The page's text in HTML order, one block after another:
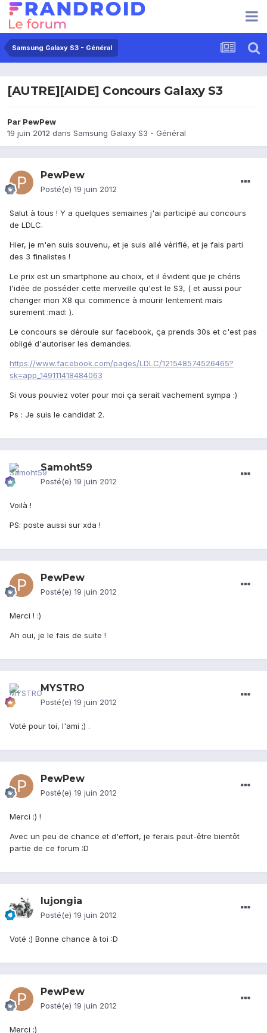
Samsung Galaxy S3 - Général
[AUTRE][AIDE] Concours Galaxy S3
Par PewPew
19 juin 2012 dans Samsung Galaxy S3 - Général
PewPew
Posté(e) 19 juin 2012
Salut à tous ! Y a quelques semaines j'ai participé au concours
de LDLC.
Hier, je m'en suis souvenu, et je suis allé vérifié, et je fais parti
des 3 finalistes !
Le prix est un smartphone au choix, et il évident que je chéris
l'idée de posséder cette merveille qu'est le S3, ( et aussi pour
changer mon X8 qui commence à mourir lentement mais
surement :mad: ).
Le concours se déroule sur facebook, ça prends 30s et c'est pas
obligé d'autoriser les demandes.
https://www.facebook.com/pages/LDLC/121548574526465?
sk=app_149111418484063
Si vous pouviez voter pour moi ça serait vachement sympa :)
Ps : Je suis le candidat 2.
Samoht59
Posté(e) 19 juin 2012
Voilà !
PS: poste aussi sur xda !
PewPew
Posté(e) 19 juin 2012
Merci ! :)
Ah oui, je le fais de suite !
MYSTRO
Posté(e) 19 juin 2012
Voté pour toi, l'ami ;) .
PewPew
Posté(e) 19 juin 2012
Merci :) !
Avec un peu de chance et d'effort, je ferais peut-être bientôt
partie de ce forum :D
lujongia
Posté(e) 19 juin 2012
Voté :) Bonne chance à toi :D
PewPew
Posté(e) 19 juin 2012
Merci :)